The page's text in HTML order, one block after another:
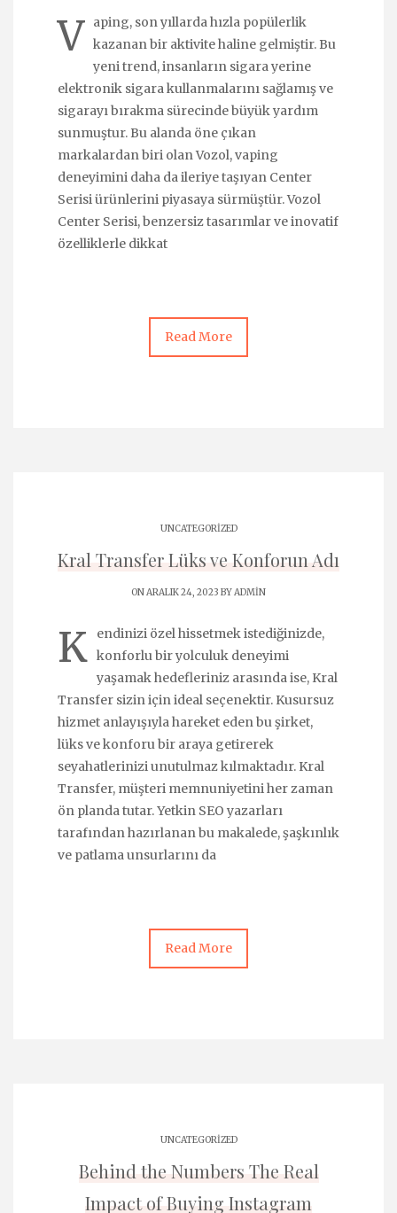
V
aping, son yıllarda hızla popülerlik
kazanan bir aktivite haline gelmiştir. Bu
yeni trend, insanların sigara yerine
elektronik sigara kullanmalarını sağlamış ve
sigarayı bırakma sürecinde büyük yardım
sunmuştur. Bu alanda öne çıkan
markalardan biri olan Vozol, vaping
deneyimini daha da ileriye taşıyan Center
Serisi ürünlerini piyasaya sürmüştür. Vozol
Center Serisi, benzersiz tasarımlar ve inovatif
özelliklerle dikkat
Read More
UNCATEGORIZED
Kral Transfer Lüks ve Konforun Adı
ON ARALIK 24, 2023 BYADMIN
K
endinizi özel hissetmek istediğinizde,
konforlu bir yolculuk deneyimi
yaşamak hedefleriniz arasında ise, Kral
Transfer sizin için ideal seçenektir. Kusursuz
hizmet anlayışıyla hareket eden bu şirket,
lüks ve konforu bir araya getirerek
seyahatlerinizi unutulmaz kılmaktadır. Kral
Transfer, müşteri memnuniyetini her zaman
ön planda tutar. Yetkin SEO yazarları
tarafından hazırlanan bu makalede, şaşkınlık
ve patlama unsurlarını da
Read More
UNCATEGORIZED
Behind the Numbers The Real
Impact of Buying Instagram